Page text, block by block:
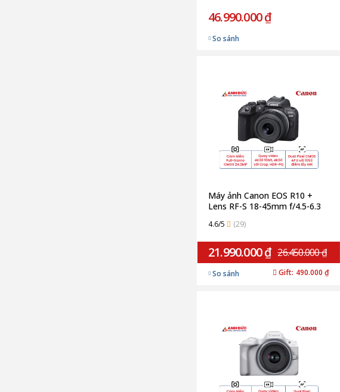
46.990.000 ₫
So sánh
Máy ảnh Canon EOS R10 +
Lens RF-S 18-45mm f/4.5-6.3
4.6/5 (29)
21.990.000 ₫ 26.450.000 ₫
So sánh Gift: 490.000 ₫